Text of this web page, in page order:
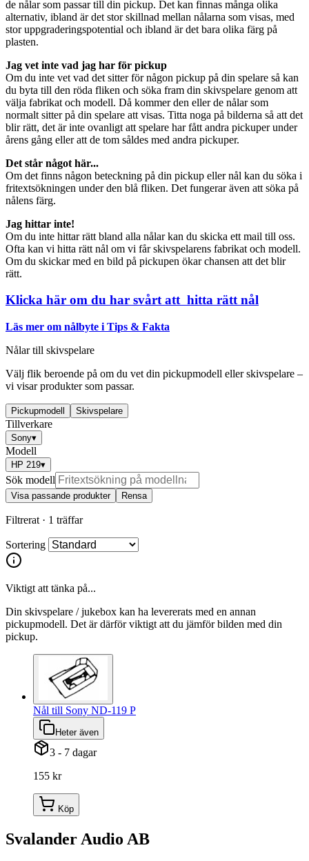
de nålar som passar till din pickup. Det kan finnas många olika
alternativ, ibland är det stor skillnad mellan nålarna som visas, med
stor uppgraderingspotential och ibland är det bara olika färg på
plasten.
Jag vet inte vad jag har för pickup
Om du inte vet vad det sitter för någon pickup på din spelare så kan
du byta till den röda fliken och söka fram din skivspelare genom att
välja fabrikat och modell. Då kommer den eller de nålar som
normalt sitter på din spelare att visas. Titta noga på bilderna så att det
blir rätt, det är inte ovanligt att spelare har fått andra pickuper under
årens gång eller att de tom såldes med andra pickuper.
Det står något här...
Om det finns någon beteckning på din pickup eller nål kan du söka i
fritextsökningen under den blå fliken. Det fungerar även att söka på
nålens färg.
Jag hittar inte!
Om du inte hittar rätt bland alla nålar kan du skicka ett mail till oss.
Ofta kan vi hitta rätt nål om vi får skivspelarens fabrikat och modell.
Om du skickar med en bild på pickupen ökar chansen att det blir
rätt.
Klicka här om du har svårt att hitta rätt nål
Läs mer om nålbyte i Tips & Fakta
Nålar till skivspelare
Välj flik beroende på om du vet din pickupmodell eller skivspelare –
vi visar produkter som passar.
Pickupmodell Skivspelare
Tillverkare
Sony▾
Modell
HP 219▾
Sök modell
Visa passande produkter Rensa
Filtrerat · 1 träffar
Sortering
Viktigt att tänka på...
Din skivspelare / jukebox kan ha levererats med en annan
pickupmodell. Det är därför viktigt att du jämför bilden med din
pickup.
Nål till Sony ND-119 P
Heter även
3 - 7 dagar
155 kr
Köp
Svalander Audio AB